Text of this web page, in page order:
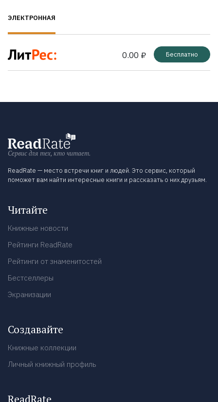
ЭЛЕКТРОННАЯ
0.00 ₽ Бесплатно
Сервис для тех, кто читает.
ReadRate — место встречи книг и людей. Это сервис, который
поможет вам найти интересные книги и рассказать о них друзьям.
Читайте
Книжные новости
Рейтинги ReadRate
Рейтинги от знаменитостей
Бестселлеры
Экранизации
Создавайте
Книжные коллекции
Личный книжный профиль
ReadRate